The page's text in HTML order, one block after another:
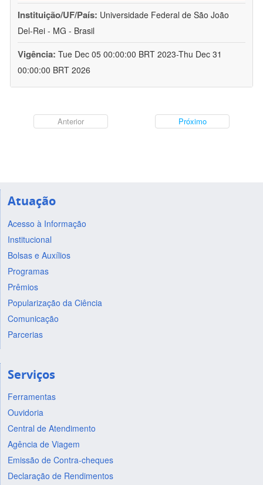
Instituição/UF/País: Universidade Federal de São João
Del-Rei - MG - Brasil
Vigência: Tue Dec 05 00:00:00 BRT 2023-Thu Dec 31
00:00:00 BRT 2026
Anterior Próximo
Atuação
Acesso à Informação
Institucional
Bolsas e Auxílios
Programas
Prêmios
Popularização da Ciência
Comunicação
Parcerias
Serviços
Ferramentas
Ouvidoria
Central de Atendimento
Agência de Viagem
Emissão de Contra-cheques
Declaração de Rendimentos